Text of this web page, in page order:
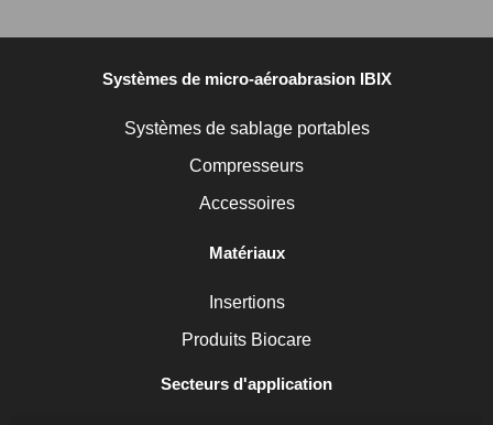
Systèmes de micro-aéroabrasion IBIX
Systèmes de sablage portables
Compresseurs
Accessoires
Matériaux
Insertions
Produits Biocare
Secteurs d'application